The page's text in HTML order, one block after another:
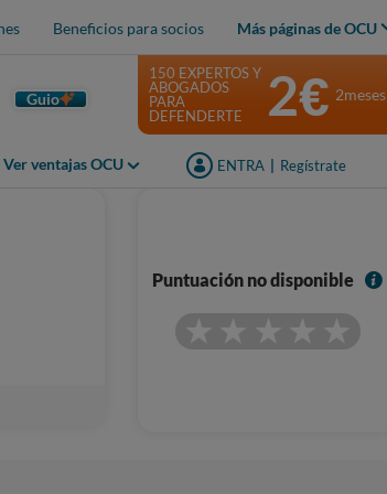
Beneficios para socios Más páginas de OCU
Guio
Ver ventajas OCU ENTRA Regístrate
150 EXPERTOS Y
ABOGADOS
PARA
DEFENDERTE
2€ 2meses
Puntuación no disponible
I